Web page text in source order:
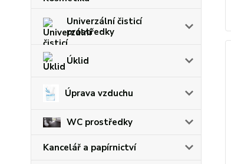
Univerzální čisticí
prostředky
Úklid
Úprava vzduchu
WC prostředky
Kancelář a papírnictví